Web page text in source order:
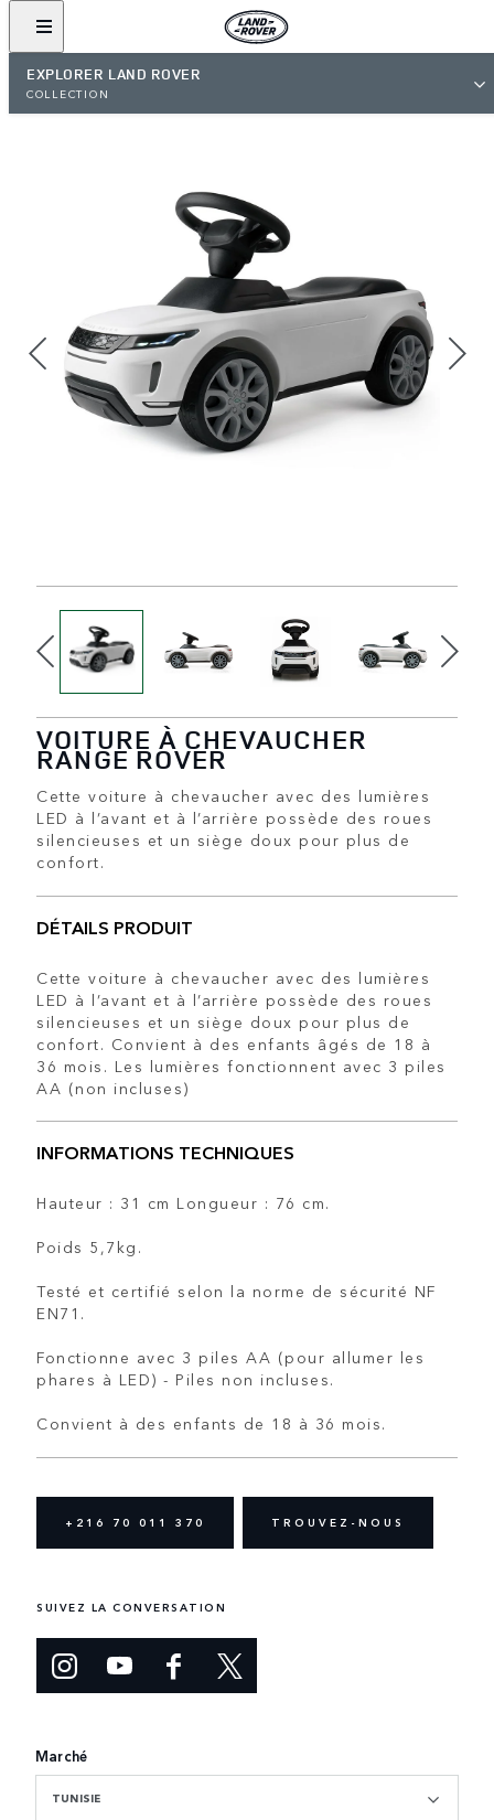
EXPLORER LAND ROVER
COLLECTION
VOITURE À CHEVAUCHER
RANGE ROVER
Cette voiture à chevaucher avec des lumières
LED à l’avant et à l’arrière possède des roues
silencieuses et un siège doux pour plus de
confort.
DÉTAILS PRODUIT
Cette voiture à chevaucher avec des lumières
LED à l’avant et à l’arrière possède des roues
silencieuses et un siège doux pour plus de
confort. Convient à des enfants âgés de 18 à
36 mois. Les lumières fonctionnent avec 3 piles
AA (non incluses)
INFORMATIONS TECHNIQUES
Hauteur : 31 cm Longueur : 76 cm.
Poids 5,7kg.
Testé et certifié selon la norme de sécurité NF
EN71.
Fonctionne avec 3 piles AA (pour allumer les
phares à LED) - Piles non incluses.
Convient à des enfants de 18 à 36 mois.
+216 70 011 370 TROUVEZ-NOUS
SUIVEZ LA CONVERSATION
Marché
TUNISIE